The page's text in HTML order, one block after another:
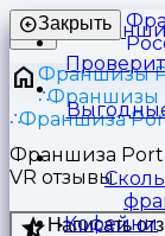
Закрыть
Кофейни
Франшизы
Франшизы
Франшиза
Франшиза
VR отзывы
Написать